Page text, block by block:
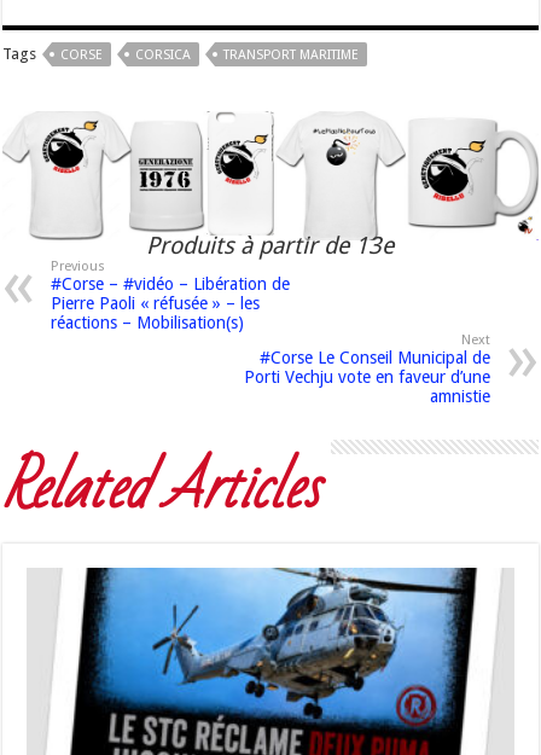
Tags CORSE CORSICA TRANSPORT MARITIME
Produits à partir de 13e
Previous
#Corse – #vidéo – Libération de
Pierre Paoli « réfusée » – les
réactions – Mobilisation(s)
Next
#Corse Le Conseil Municipal de
Porti Vechju vote en faveur d’une
amnistie
Related Articles